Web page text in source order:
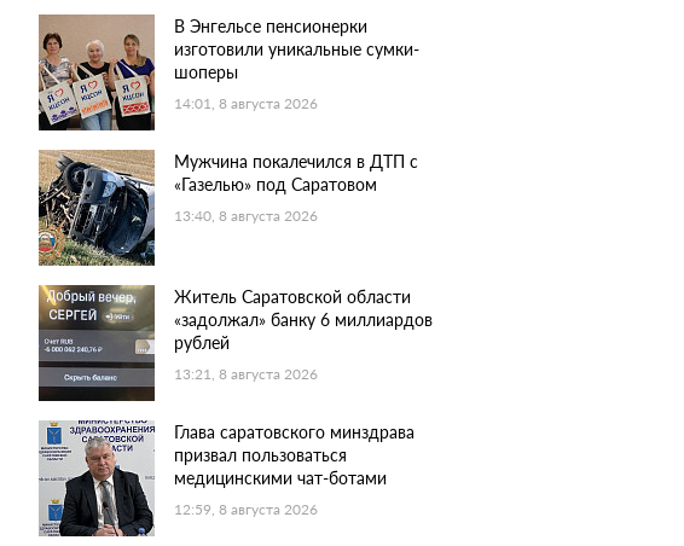
В Энгельсе пенсионерки
изготовили уникальные сумки-
шоперы
14:01, 8 августа 2026
Мужчина покалечился в ДТП с
«Газелью» под Саратовом
13:40, 8 августа 2026
Житель Саратовской области
«задолжал» банку 6 миллиардов
рублей
13:21, 8 августа 2026
Глава саратовского минздрава
призвал пользоваться
медицинскими чат-ботами
12:59, 8 августа 2026